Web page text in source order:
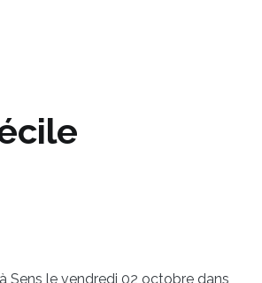
Sens le vendredi 02 octobre dans